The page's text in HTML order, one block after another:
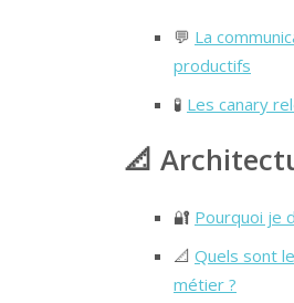
💬 La
productifs
🧪 Les canary
📐
🔐 Pourquoi je
📐 Quels sont
métier ?